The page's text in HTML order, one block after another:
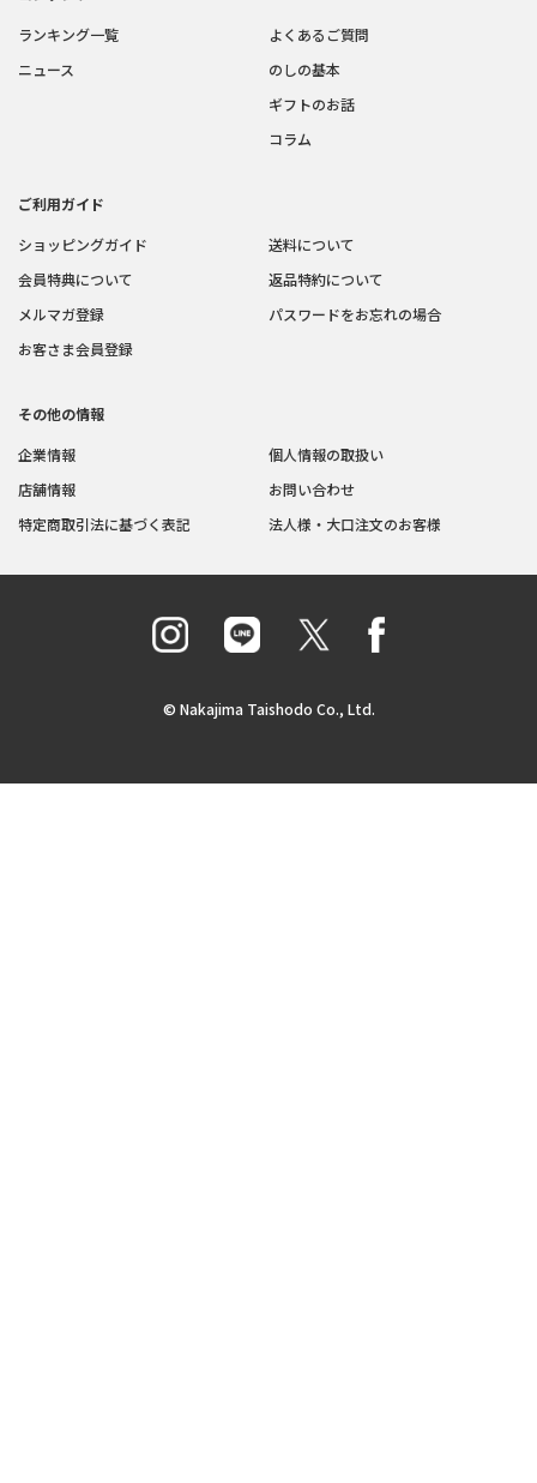
ランキング一覧
ニュース
よくあるご質問
のしの基本
ギフトのお話
コラム
ご利用ガイド
ショッピングガイド
会員特典について
メルマガ登録
お客さま会員登録
送料について
返品特約について
パスワードをお忘れの場合
その他の情報
企業情報
店舗情報
特定商取引法に基づく表記
個人情報の取扱い
お問い合わせ
法人様・大口注文のお客様
© Nakajima Taishodo Co., Ltd.